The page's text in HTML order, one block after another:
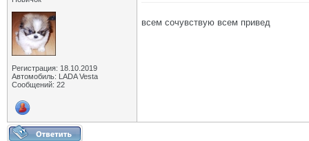
Регистрация: 18.10.2019
Автомобиль: LADA Vesta
Сообщений: 22
всем сочувствую всем привед